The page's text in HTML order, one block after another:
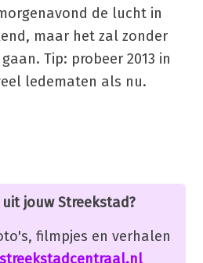
de lucht in
maar het zal zonder
Tip: probeer 2013 in
ledematen als nu.
jouw Streekstad?
filmpjes en verhalen